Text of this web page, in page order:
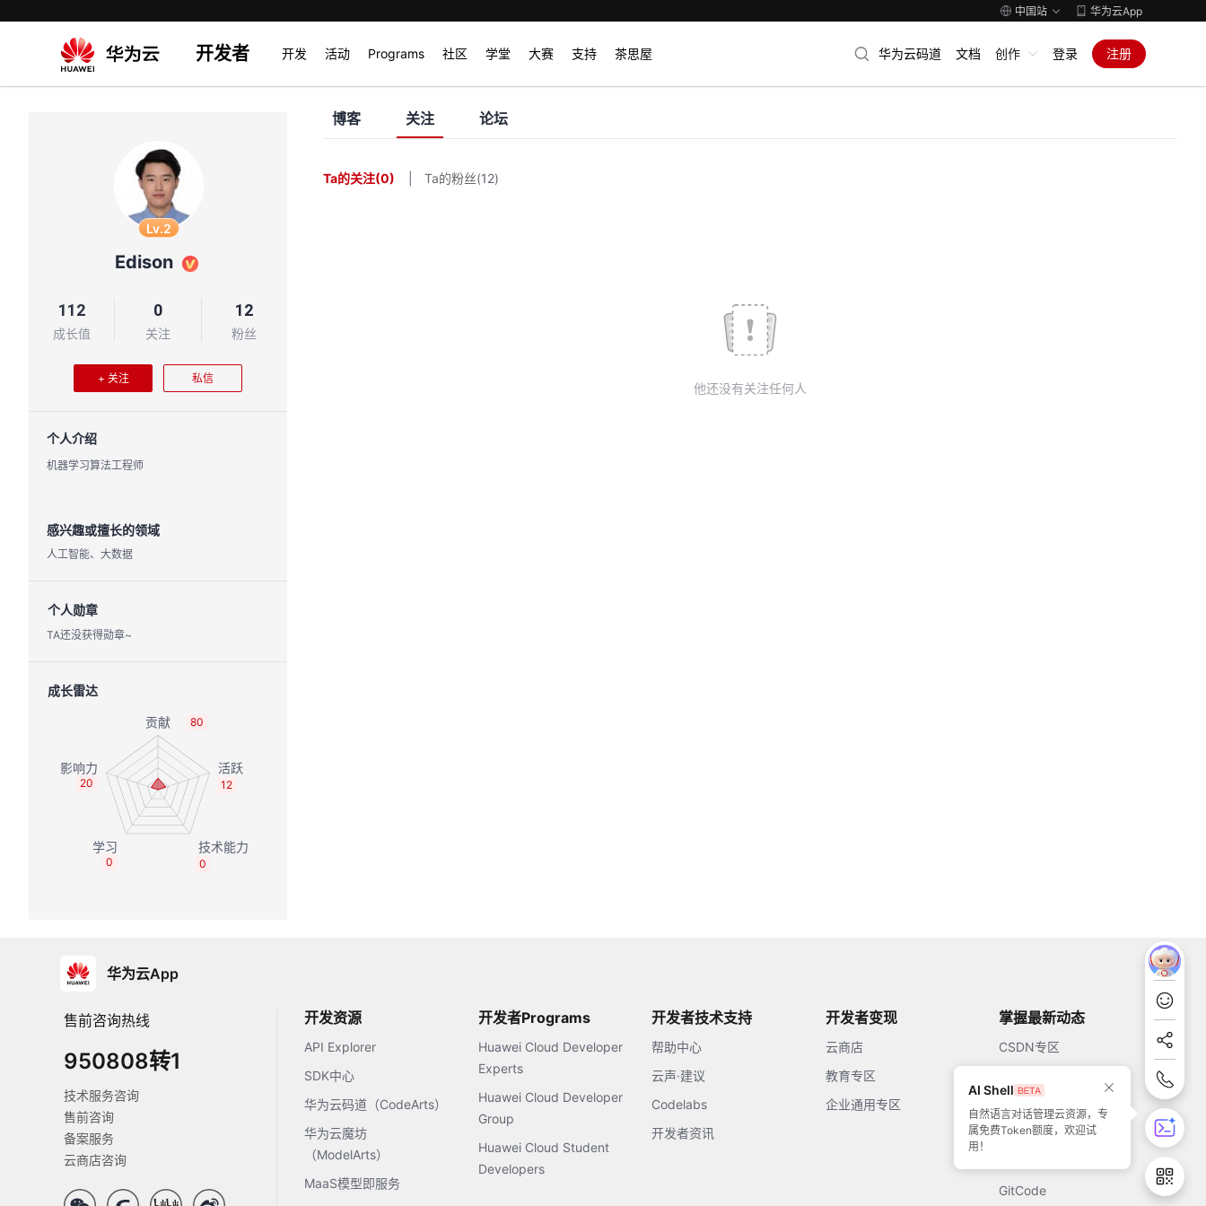
中国站 华为云App
开发者 开发 活动 Programs 社区 学堂 大赛 支持 茶思屋 华为云码道 文档 创作 登录 注册
Lv.2
Edison
112
成长值
0
关注
12
粉丝
+ 关注 私信
个人介绍
机器学习算法工程师
感兴趣或擅长的领域
人工智能、大数据
个人勋章
TA还没获得勋章~
成长雷达
80
12
0
0
20
博客 关注 论坛
Ta的关注(0) Ta的粉丝(12)
他还没有关注任何人
华为云App
售前咨询热线
950808转1
技术服务咨询
售前咨询
备案服务
云商店咨询
开发资源
API Explorer
SDK中心
华为云码道（CodeArts）
华为云魔坊
（ModelArts）
MaaS模型即服务
开发者Programs
Huawei Cloud Developer
Experts
Huawei Cloud Developer
Group
Huawei Cloud Student
Developers
开发者技术支持
帮助中心
云声·建议
Codelabs
开发者资讯
开发者变现
云商店
教育专区
企业通用专区
掌握最新动态
CSDN专区
51CTO
GitCode
AI Shell
自然语言对话管理云资源，专
属免费Token额度，欢迎试
用！